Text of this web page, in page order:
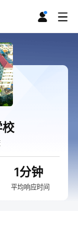
1分钟
平均响应时间